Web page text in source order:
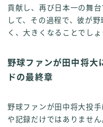
貢献し、再び日本一の舞
して、その過程で、彼が
く、大きくなることでしょ
野球ファンが田中将大
ドの最終章
野球ファンが田中将大投
や記録だけではありませ